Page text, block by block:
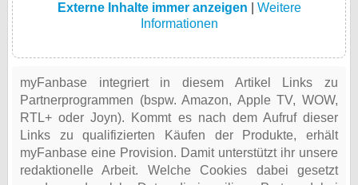
Externe Inhalte immer anzeigen
Weitere
Informationen
myFanbase integriert in diesem Artikel Links zu
Partnerprogrammen (bspw. Amazon, Apple TV, WOW,
RTL+ oder Joyn). Kommt es nach dem Aufruf dieser
Links zu qualifizierten Käufen der Produkte, erhält
myFanbase eine Provision. Damit unterstützt ihr unsere
redaktionelle Arbeit. Welche Cookies dabei gesetzt